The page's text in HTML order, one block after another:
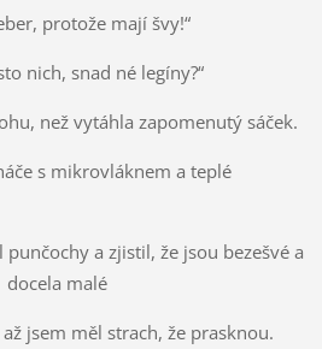
protože mají švy!“
nich, snad né legíny?“
než vytáhla zapomenutý sáček.
s mikrovláknem a teplé
a zjistil, že jsou bezešvé a
malé
jsem měl strach, že prasknou.